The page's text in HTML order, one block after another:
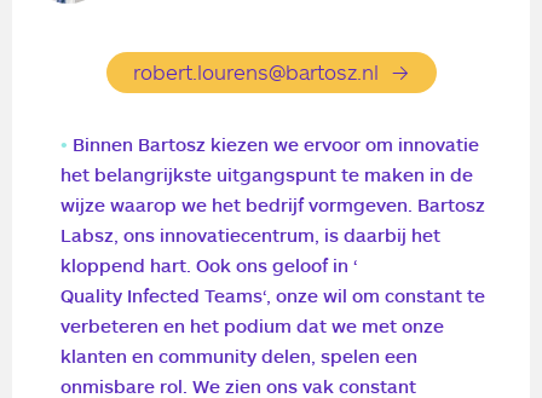
Binnen Bartosz kiezen we ervoor om innovatie
het belangrijkste uitgangspunt te maken in de
wijze waarop we het bedrijf vormgeven. Bartosz
Labsz, ons innovatiecentrum, is daarbij het
kloppend hart. Ook ons geloof in ‘
Quality Infected Teams‘, onze wil om constant te
verbeteren en het podium dat we met onze
klanten en community delen, spelen een
onmisbare rol. We zien ons vak constant
robert.lourens@bartosz.nl